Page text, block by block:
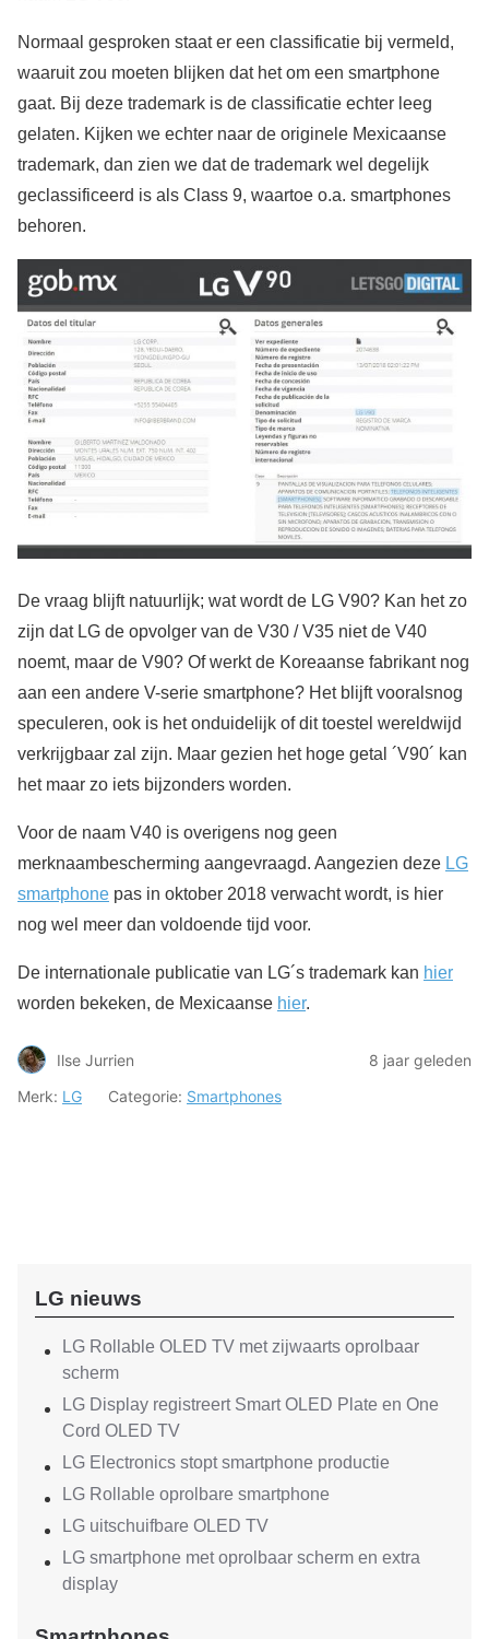
Normaal gesproken staat er een classificatie bij vermeld,
waaruit zou moeten blijken dat het om een smartphone
gaat. Bij deze trademark is de classificatie echter leeg
gelaten. Kijken we echter naar de originele Mexicaanse
trademark, dan zien we dat de trademark wel degelijk
geclassificeerd is als Class 9, waartoe o.a. smartphones
behoren.
De vraag blijft natuurlijk; wat wordt de LG V90? Kan het zo
zijn dat LG de opvolger van de V30 / V35 niet de V40
noemt, maar de V90? Of werkt de Koreaanse fabrikant nog
aan een andere V-serie smartphone? Het blijft vooralsnog
speculeren, ook is het onduidelijk of dit toestel wereldwijd
verkrijgbaar zal zijn. Maar gezien het hoge getal ´V90´ kan
het maar zo iets bijzonders worden.
Voor de naam V40 is overigens nog geen
merknaambescherming aangevraagd. Aangezien deze LG
smartphone pas in oktober 2018 verwacht wordt, is hier
nog wel meer dan voldoende tijd voor.
De internationale publicatie van LG´s trademark kan hier
worden bekeken, de Mexicaanse hier.
Ilse Jurrien
8 jaar geleden
Merk: LG Categorie: Smartphones
LG nieuws
LG Rollable OLED TV met zijwaarts oprolbaar
scherm
LG Display registreert Smart OLED Plate en One
Cord OLED TV
LG Electronics stopt smartphone productie
LG Rollable oprolbare smartphone
LG uitschuifbare OLED TV
LG smartphone met oprolbaar scherm en extra
display